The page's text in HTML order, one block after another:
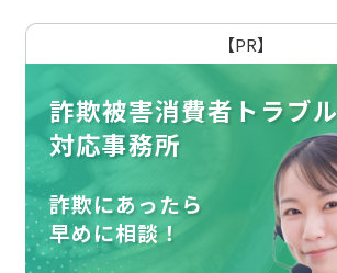
【PR】
詐欺被害消費者トラブル
対応事務所
詐欺にあったら
早めに相談！